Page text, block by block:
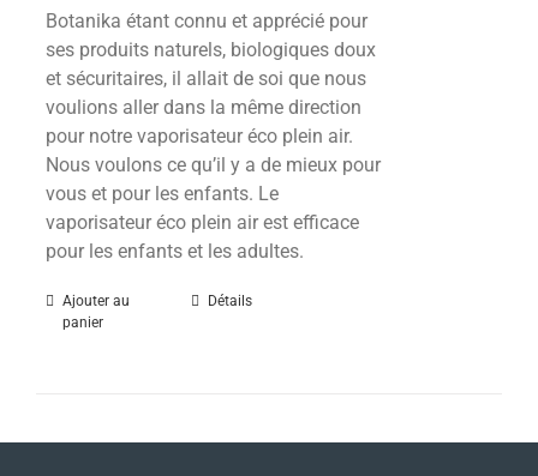
Botanika étant connu et apprécié pour
ses produits naturels, biologiques doux
et sécuritaires, il allait de soi que nous
voulions aller dans la même direction
pour notre vaporisateur éco plein air.
Nous voulons ce qu’il y a de mieux pour
vous et pour les enfants. Le
vaporisateur éco plein air est efficace
pour les enfants et les adultes.
Ajouter au
panier
Détails